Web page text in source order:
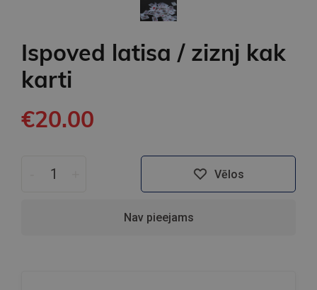
Ispoved latisa / ziznj kak
karti
€20.00
Vēlos
Nav pieejams